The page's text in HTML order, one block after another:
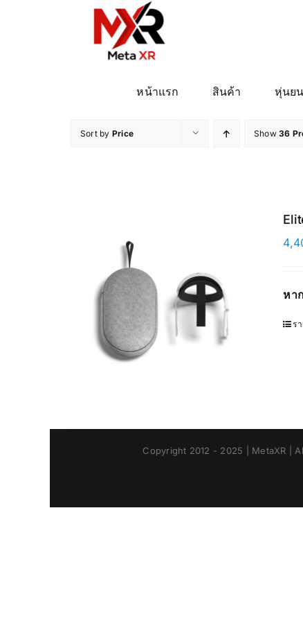
หน้าแรก
สินค้า หุ่นย
Sort by Price Show36
หา
ร
Copyright 2012 - 2025 | MetaXR |